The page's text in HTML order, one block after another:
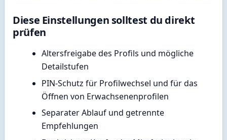
Diese Einstellungen solltest du direkt
prüfen
Altersfreigabe des Profils und mögliche
Detailstufen
PIN-Schutz für Profilwechsel und für das
Öffnen von Erwachsenenprofilen
Separater Ablauf und getrennte
Empfehlungen